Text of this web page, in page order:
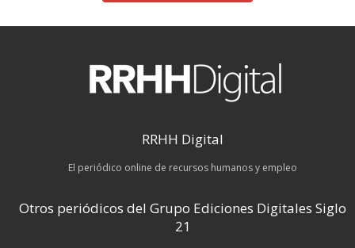
RRHH Digital
El periódico online de recursos humanos y empleo
Otros periódicos del Grupo Ediciones Digitales Siglo
21